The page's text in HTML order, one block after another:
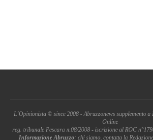
L'Opinionista © since 2008 - Abruzzonews supplemento
Online
reg. tribunale Pescara n.08/2008 - iscrizione al ROC
Informazione Abruzzo: chi siamo, contatta la